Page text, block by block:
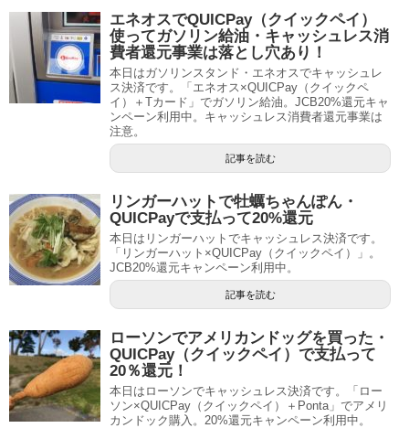
エネオスでQUICPay（クイックペイ）
使ってガソリン給油・キャッシュレス消
費者還元事業は落とし穴あり！
本日はガソリンスタンド・エネオスでキャッシュレ
ス決済です。「エネオス×QUICPay（クイックペ
イ）＋Tカード」でガソリン給油。JCB20%還元キャ
ンペーン利用中。キャッシュレス消費者還元事業は
注意。
記事を読む
リンガーハットで牡蠣ちゃんぽん・
QUICPayで支払って20%還元
本日はリンガーハットでキャッシュレス決済です。
「リンガーハット×QUICPay（クイックペイ）」。
JCB20%還元キャンペーン利用中。
記事を読む
ローソンでアメリカンドッグを買った・
QUICPay（クイックペイ）で支払って
20％還元！
本日はローソンでキャッシュレス決済です。「ロー
ソン×QUICPay（クイックペイ）＋Ponta」でアメリ
カンドック購入。20%還元キャンペーン利用中。